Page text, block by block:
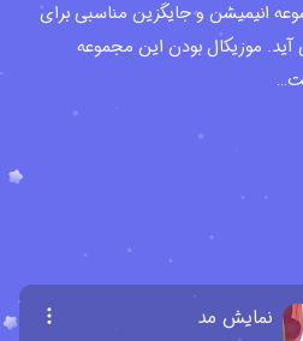
انیمیشن و جایگزین مناسبی برای
موزیکال بودن این مجموعه
نمایش مد